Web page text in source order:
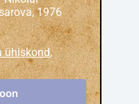
1976
ühiskond,